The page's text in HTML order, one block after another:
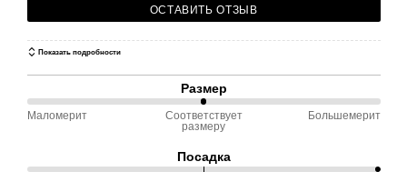
ОСТАВИТЬ ОТЗЫВ
Показать подробности
Размер
50 %
Маломерит Соответствует
размеру
Большемерит
Посадка